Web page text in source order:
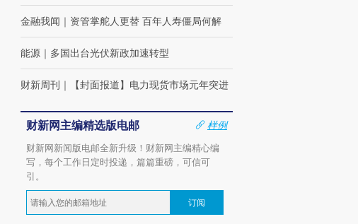
金融我闻 ｜ 资管掌舵人更替 百年人寿僵局何解
能源 ｜ 多国出台光伏新政加速转型
财新周刊 ｜ 【封面报道】电力现货市场元年突进
财新网主编精选版电邮
样例
财新网新闻版电邮全新升级！财新网主编精心编
写，每个工作日定时投递，篇篇重磅，可信可
引。
订阅